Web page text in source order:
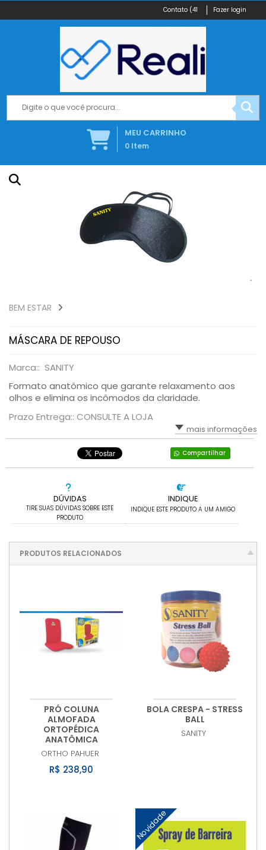
(41 Fazer login
MEU CARRINHO
0 Item
BEM ESTAR
MÁSCARA DE REPOUSO
Marca:: SANITY
Formato anatômico que garante relaxamento aos
olhos e elimina os incômodos da claridade.
Prazo Entrega:: CONSULTE A LOJA
mais informações
Compartilhar
DÚVIDAS
TIRE SUAS DÚVIDAS SOBRE ESTE
PRODUTO
INDIQUE
INDIQUE ESTE PRODUTO A UM AMIGO
PRODUTOS RELACIONADOS
PRÓ COLUNA
ALMOFADA
ORTOPÉDICA
ANATÔMICA
ORTHO PAHUER
R$ 238,90
BOLA CRESPA - STRESS
BALL
SANITY
Novidade